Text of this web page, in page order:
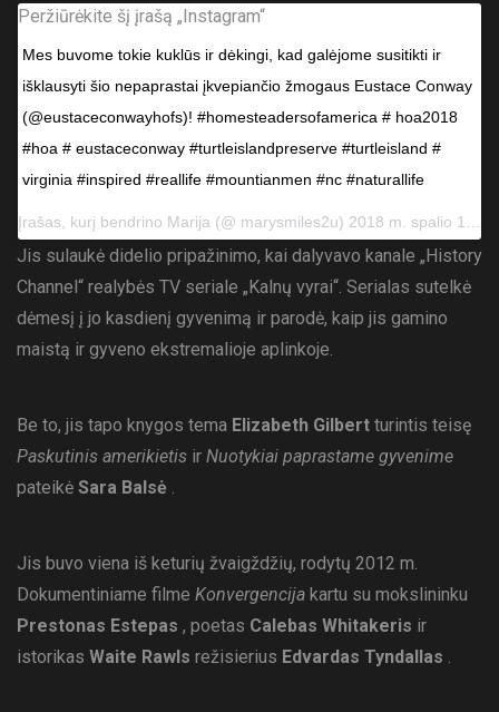
Peržiūrėkite šį įrašą „Instagram“
Mes buvome tokie kuklūs ir dėkingi, kad galėjome susitikti ir
išklausyti šio nepaprastai įkvepiančio žmogaus Eustace Conway
(@eustaceconwayhofs)! #homesteadersofamerica # hoa2018
#hoa # eustaceconway #turtleislandpreserve #turtleisland #
virginia #inspired #reallife #mountianmen #nc #naturallife
Įrašas, kurį bendrino Marija (@ marysmiles2u) 2018 m. spalio 12 d. 18:47 PDT
Jis sulaukė didelio pripažinimo, kai dalyvavo kanale „History
Channel“ realybės TV seriale „Kalnų vyrai“. Serialas sutelkė
dėmesį į jo kasdienį gyvenimą ir parodė, kaip jis gamino
maistą ir gyveno ekstremalioje aplinkoje.
Be to, jis tapo knygos tema Elizabeth Gilbert turintis teisę
Paskutinis amerikietis ir Nuotykiai paprastame gyvenime
pateikė Sara Balsė .
Jis buvo viena iš keturių žvaigždžių, rodytų 2012 m.
Dokumentiniame filme Konvergencija kartu su mokslininku
Prestonas Estepas , poetas Calebas Whitakeris ir
istorikas Waite Rawls režisierius Edvardas Tyndallas .